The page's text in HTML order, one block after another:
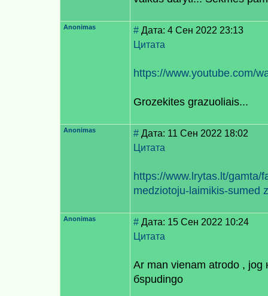
Anonimas # Дата: 4 Сен 2022 23:13
Цитата
https://www.youtube.com/
Grozekites grazuoliais...
Anonimas # Дата: 11 Сен 2022 18:02
Цитата
https://www.lrytas.lt/gamta/
medziotoju-laimikis-sumed
Anonimas # Дата: 15 Сен 2022 10:24
Цитата
Ar man vienam atrodo ,
бspudingo